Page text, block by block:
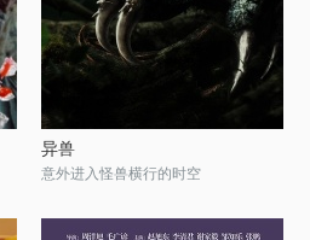
异兽
意外进入怪兽横行的时空